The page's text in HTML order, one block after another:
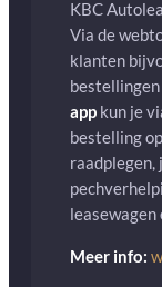
KBC
Via de
klanten
app kun je
bestelling
raadplegen,
Meer info: